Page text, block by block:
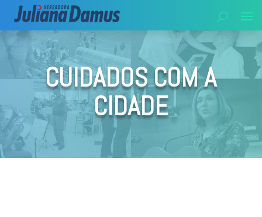
CUIDADOS COM A
CIDADE